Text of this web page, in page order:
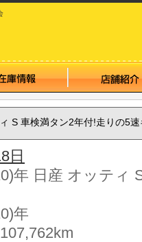
S 車検満タン2年付!走りの5速
日
年 日産 オッティ
年